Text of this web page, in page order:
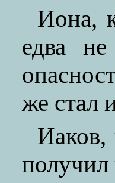
Иона,
едва
же стал
Иаков,
получил